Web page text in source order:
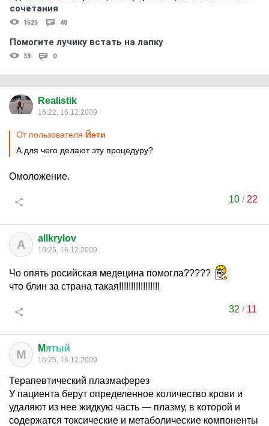
сочетания
1525 48
Помогите лучику встать на лапку
33 0
Realistik
16:22, 16.12.2009
От пользователя Йети
А для чего делают эту процедуру?
Омоложение.
10/ 22
A allkrylov
16:25, 16.12.2009
Чо опять росийская медецина помогла?????
что блин за страна такая!!!!!!!!!!!!!!!!!
32 / 11
M Mятый
16:25, 16.12.2009
Терапевтический плазмаферез
У пациента берут определенное количество крови и
удаляют из нее жидкую часть — плазму, в которой и
содержатся токсические и метаболические компоненты